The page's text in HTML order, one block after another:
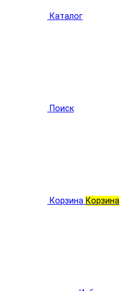
Каталог
Поиск
Корзина Корзина